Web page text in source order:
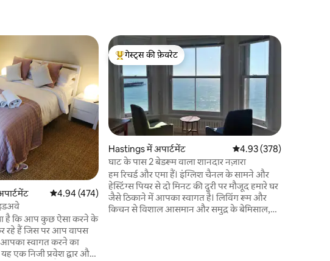
औसत रेटिंग 5 में से 4.94, 474 समीक्षाएँ
4.94 (474)
है कि आप कुछ ऐसा करने के
रहे हैं जिस पर आप वापस
स्वागत करने का
एक निजी प्रवेश द्वार और
गेस्ट्स का टॉप फ़ेवरेट
गेस्ट्स की फ़ेवरेट
Hastings में अपार्टमेंट औसत रेटिंग 5 में से 4.93,
4.93 (378)
घाट के पास 2 बेडरूम वाला शानदार नज़ारा
हम रिचर्ड और एमा हैं। इंग्लिश चैनल के सामने और
हेस्टिंग्स पियर से दो मिनट की दूरी पर मौजूद हमारे घर
जैसे ठिकाने में आपका स्वागत है। लिविंग रूम और
किचन से विशाल आसमान और समुद्र के बेमिसाल,